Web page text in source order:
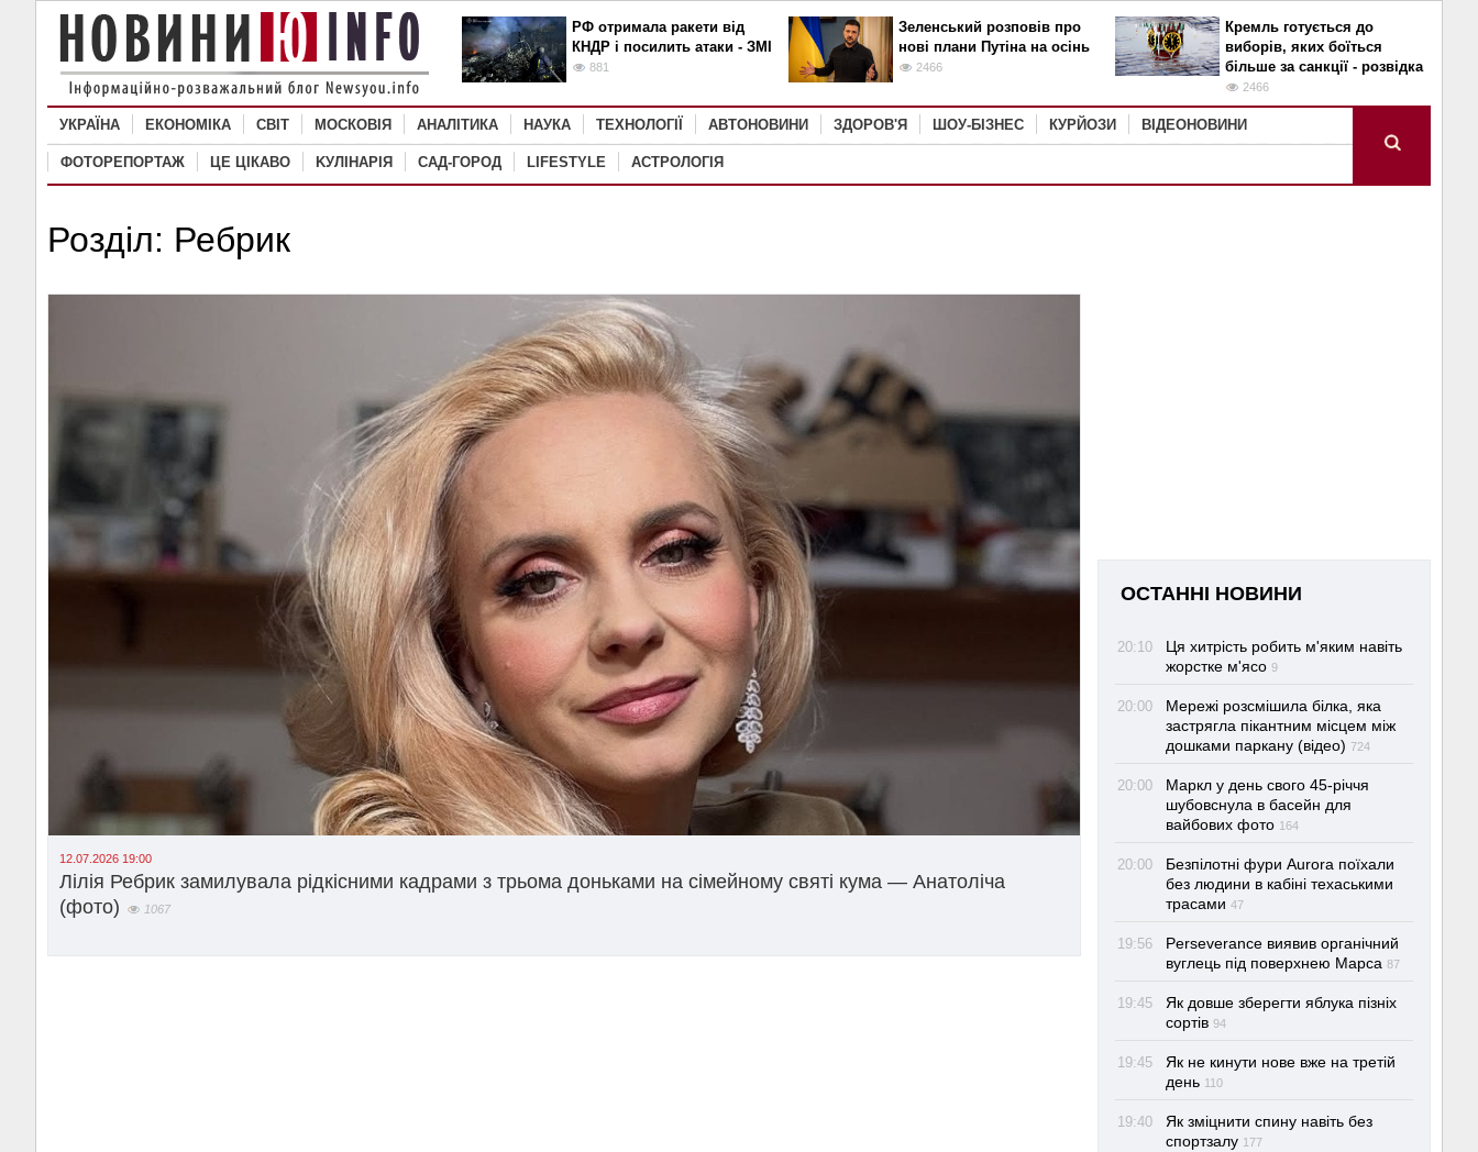
РФ отримала ракети від
КНДР і посилить атаки - ЗМІ
881
Зеленський розповів про
нові плани Путіна на осінь
2466
Кремль готується до
виборів, яких боїться
більше за санкції - розвідка
2466
УКРАЇНА ЕКОНОМІКА СВІТ MОСКОВІЯ АНАЛІТИКА НАУКА ТЕХНОЛОГІЇ АВТОНОВИНИ ЗДОРОВ'Я ШОУ-БІЗНЕС КУРЙОЗИ ВІДЕОНОВИНИ
ФОТОРЕПОРТАЖ ЦЕ ЦІКАВО KУЛІНАРІЯ САД-ГОРОД LIFESTYLE АСТРОЛОГІЯ
Розділ: Ребрик
12.07.2026 19:00
Лілія Ребрик замилувала рідкісними кадрами з трьома доньками на сімейному святі кума — Анатоліча
(фото)
1067
ОСТАННІ НОВИНИ
20:10
Ця хитрість робить м'яким навіть
жорстке м'ясо 9
20:00
Мережі розсмішила білка, яка
застрягла пікантним місцем між
дошками паркану (відео) 724
20:00
Маркл у день свого 45-річчя
шубовснула в басейн для
вайбових фото 164
20:00
Безпілотні фури Aurora поїхали
без людини в кабіні техаськими
трасами 47
19:56
Perseverance виявив органічний
вуглець під поверхнею Марса 87
19:45
Як довше зберегти яблука пізніх
сортів 94
19:45
Як не кинути нове вже на третій
день 110
19:40
Як зміцнити спину навіть без
спортзалу 177